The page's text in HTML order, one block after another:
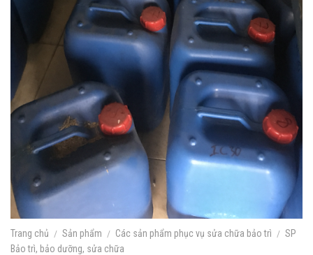
Trang chủ / Sản phẩm / Các sản phẩm phục vụ sửa chữa bảo trì / SP
Bảo trì, bảo dưỡng, sửa chữa